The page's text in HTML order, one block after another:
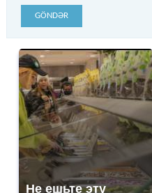
GÖNDƏR
Не ешьте эту